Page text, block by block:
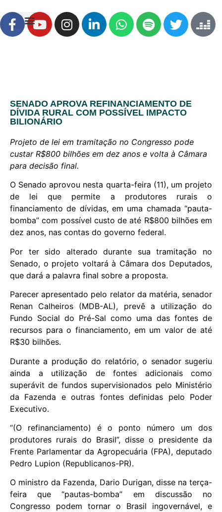
SENADO APROVA REFINANCIAMENTO DE
DÍVIDA RURAL COM POSSÍVEL IMPACTO
BILIONÁRIO
Projeto de lei em tramitação no Congresso pode
custar R$800 bilhões em dez anos e volta à Câmara
para decisão final.
O Senado aprovou nesta quarta-feira (11), um projeto
de lei que permite a produtores rurais o
financiamento de dívidas, em uma chamada “pauta-
bomba” com possível custo de até R$800 bilhões em
dez anos, nas contas do governo federal.
Por ter sido alterado durante sua tramitação no
Senado, o projeto voltará à Câmara dos Deputados,
que dará a palavra final sobre a proposta.
Parecer apresentado pelo relator da matéria, senador
Renan Calheiros (MDB-AL), prevê a utilização do
Fundo Social do Pré-Sal como uma das fontes de
recursos para o financiamento, em um valor de até
R$30 bilhões.
Durante a produção do relatório, o senador sugeriu
ainda a utilização de fontes adicionais como
superávit de fundos supervisionados pelo Ministério
da Fazenda e outras fontes definidas pelo Poder
Executivo.
“(O refinanciamento) é o ponto número um dos
produtores rurais do Brasil”, disse o presidente da
Frente Parlamentar da Agropecuária (FPA), deputado
Pedro Lupion (Republicanos-PR).
O ministro da Fazenda, Dario Durigan, disse na terça-
feira que “pautas-bomba” em discussão no
Congresso podem tornar o Brasil ingovernável, e